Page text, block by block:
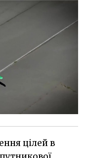
цілей в